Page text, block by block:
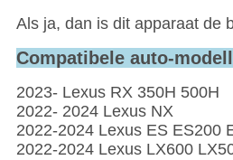
Als ja, dan is dit apparaat de
Compatibele auto-
2023- Lexus RX 350H 500H
2022- 2024 Lexus NX
2022-2024 Lexus ES ES200
2022-2024 Lexus LX600